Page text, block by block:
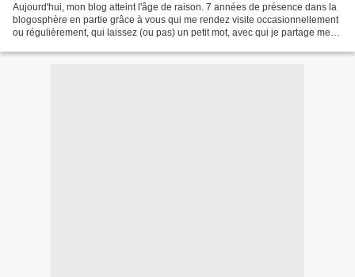
Aujourd'hui, mon blog atteint l'âge de raison. 7 années de présence dans la
blogosphère en partie grâce à vous qui me rendez visite occasionnellement
ou régulièrement, qui laissez (ou pas) un petit mot, avec qui je partage mes